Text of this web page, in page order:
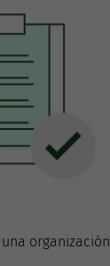
organización